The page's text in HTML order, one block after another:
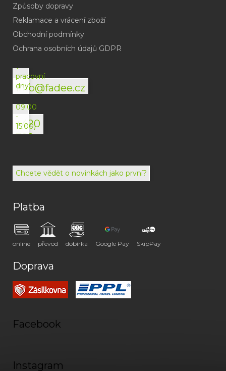
Způsoby dopravy
Reklamace a vrácení zboží
Obchodní podmínky
Ochrana osobních údajů GDPR
info@fadee.cz
(odpověď
do
v
pracovní
dny)
+420
792
072
(Po-
09:00
-
15:00)
Chcete vědět o novinkách jako první?
Platba
online převod dobírka Google Pay SkipPay
Doprava
Facebook
Instagram